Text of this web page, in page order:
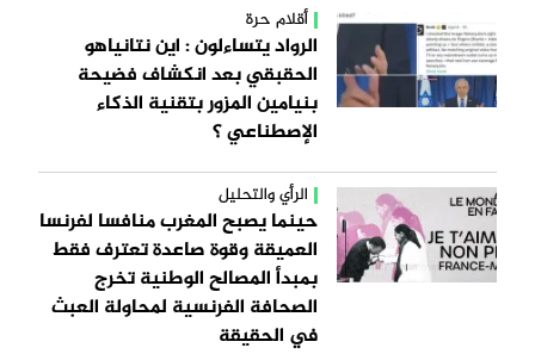
أقلام حرة
الرواد يتساءلون : اين نتانياهو
الحقبقي بعد انكشاف فضيحة
بنيامين المزور بتقنية الذكاء
الإصطناعي ؟
الرأي والتحليل
حينما يصبح المغرب منافسا لفرنسا
العميقة وقوة صاعدة تعترف فقط
بمبدأ المصالح الوطنية تخرج
الصحافة الفرنسية لمحاولة العبث
في الحقيقة